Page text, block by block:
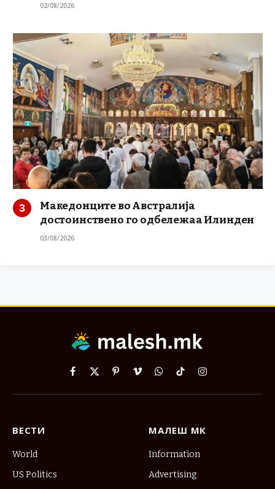
02/08/2026
Македонците во Австралија
достоинствено го одбележаа Илинден
03/08/2026
Facebook
X
PinterestVimeoWhatsApp
TikTokInstagram
ВЕСТИ
World
US Politics
МАЛЕШ МК
Information
Advertising